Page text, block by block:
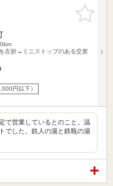
お気に入
りに追加
左折→ミニストップのある交差
円以下）
で営業しているとのこと。温
でした。鉄人の湯と鉄瓶の湯